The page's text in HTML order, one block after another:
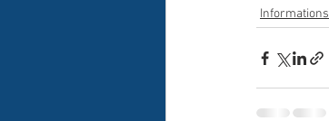
Informations